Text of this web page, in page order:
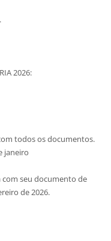
2026:
todos os documentos.
janeiro
com seu documento de
de 2026.